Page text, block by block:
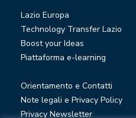
Lazio Europa
Technology Transfer Lazio
Boost your Ideas
Piattaforma e-learning
Orientamento e Contatti
Note legali e Privacy Policy
Privacy Newsletter